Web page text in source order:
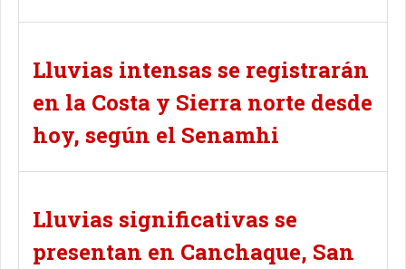
Lluvias intensas se registrarán
en la Costa y Sierra norte desde
hoy, según el Senamhi
Lluvias significativas se
presentan en Canchaque, San